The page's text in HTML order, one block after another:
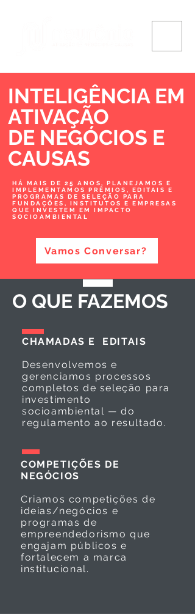
INTELIGÊNCIA EM
ATIVAÇÃO
DE NEGÓCIOS E
CAUSAS
HÁ MAIS DE 25 ANOS, PLANEJAMOS E
IMPLEMENTAMOS PRÊMIOS, EDITAIS E
PROGRAMAS DE SELEÇÃO PARA
FUNDAÇÕES, INSTITUTOS E EMPRESAS
QUE INVESTEM EM IMPACTO
SOCIOAMBIENTAL
Vamos Conversar?
O QUE FAZEMOS
CHAMADAS E EDITAIS
Desenvolvemos e
gerenciamos processos
completos de seleção para
investimento
socioambiental — do
regulamento ao resultado.
COMPETIÇÕES DE
NEGÓCIOS
Criamos competições de
ideias/negócios e
programas de
empreendedorismo que
engajam públicos e
fortalecem a marca
institucional.